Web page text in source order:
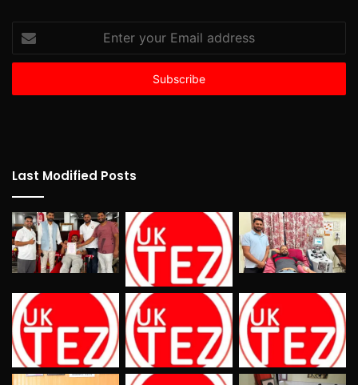
your
Email
Last Modified Posts